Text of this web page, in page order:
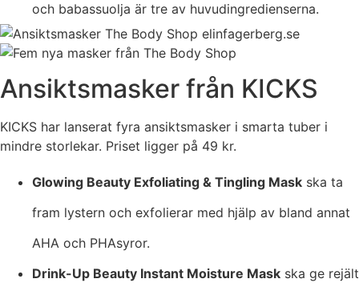
och babassuolja är tre av huvudingredienserna.
Ansiktsmasker från KICKS
KICKS har lanserat fyra ansiktsmasker i smarta tuber i
mindre storlekar. Priset ligger på 49 kr.
Glowing Beauty Exfoliating & Tingling Mask ska ta
fram lystern och exfolierar med hjälp av bland annat
AHA och PHAsyror.
Drink-Up Beauty Instant Moisture Mask ska ge rejält